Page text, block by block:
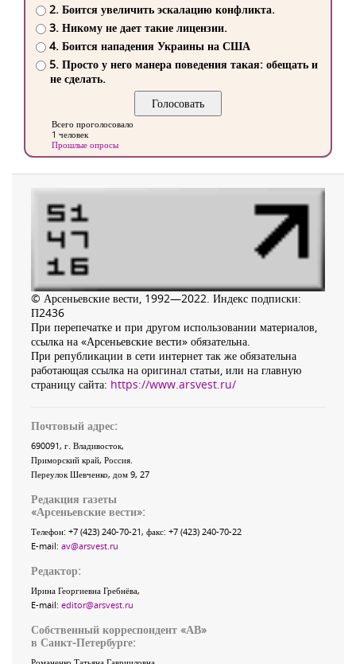
2. Боится увеличить эскалацию конфликта.
3. Никому не дает такие лицензии.
4. Боится нападения Украины на США
5. Просто у него манера поведения такая: обещать и
не сделать.
Всего проголосовало
1 человек
Прошлые опросы
© Арсеньевские вести, 1992—2022. Индекс подписки:
П2436
При перепечатке и при другом использовании материалов,
ссылка на «Арсеньевские вести» обязательна.
При републикации в сети интернет так же обязательна
работающая ссылка на оригинал статьи, или на главную
страницу сайта: https://www.arsvest.ru/
Почтовый адрес:
690091, г. Владивосток,
Приморский край, Россия.
Переулок Шевченко, дом 9, 27
Редакция газеты
«Арсеньевские вести»:
Телефон: +7 (423) 240-70-21, факс: +7 (423) 240-70-22
E-mail: av@arsvest.ru
Редактор:
Ирина Георгиевна Гребнёва,
E-mail: editor@arsvest.ru
Собственный корреспондент «АВ»
в Санкт-Петербурге: